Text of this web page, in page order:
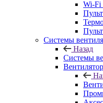
Wi-Fi
Системы
Назад
Системы